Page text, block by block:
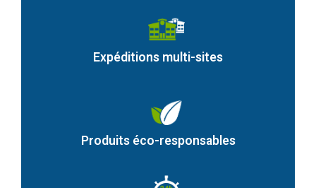
Expéditions multi-sites
Produits éco-responsables